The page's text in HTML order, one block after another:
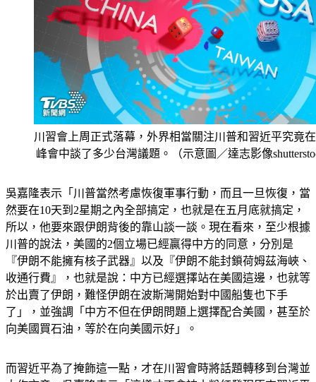
川習會上周正式落幕，外界相當關注川普和習近平究竟
峰會中談了多少台灣議題。（示意圖／達志影像
吳嘉隆表示「川普當然考慮恢復軍事行動，而且一旦恢復，當
然要在10天到2星期之內全部搞定，也就是在五月底就搞定，
所以，他要來跟伊朗背後的靠山談一談。現在看來，至少根據
川普的說法，美國的2個立場已經贏得中方的同意，分別是
『伊朗不能擁有核子武器』以及『伊朗不能封鎖荷姆茲海峽、
收通行費』，也就是說：中方已經選擇站在美國這邊，也就等
於出賣了伊朗，難怪伊朗在波斯灣開始對中國船隻也下手
了」，並強調「中方不但在伊朗問題上選擇配合美國，甚至於
向美國買石油，等於在向美國示好」。
而習近平為了掩飾這一點，才在川習會時將話題轉移到台灣並